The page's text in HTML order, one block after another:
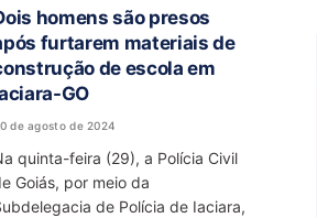
homens são presos
furtarem materiais de
de escola em
GO
de agosto de 2024
quinta-feira (29), a Polícia Civil
Goiás, por meio da
de Polícia de Iaciara,